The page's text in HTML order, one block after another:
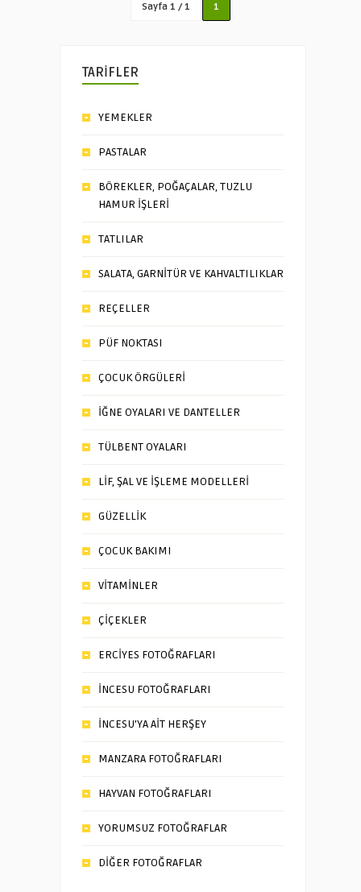
Sayfa 1 / 1 1
TARİFLER
YEMEKLER
PASTALAR
BÖREKLER, POĞAÇALAR, TUZLU
HAMUR İŞLERİ
TATLILAR
SALATA, GARNİTÜR VE KAHVALTILIKLAR
REÇELLER
PÜF NOKTASI
ÇOCUK ÖRGÜLERİ
İĞNE OYALARI VE DANTELLER
TÜLBENT OYALARI
LİF, ŞAL VE İŞLEME MODELLERİ
GÜZELLİK
ÇOCUK BAKIMI
VİTAMİNLER
ÇİÇEKLER
ERCİYES FOTOĞRAFLARI
İNCESU FOTOĞRAFLARI
İNCESU’YA AİT HERŞEY
MANZARA FOTOĞRAFLARI
HAYVAN FOTOĞRAFLARI
YORUMSUZ FOTOĞRAFLAR
DİĞER FOTOĞRAFLAR